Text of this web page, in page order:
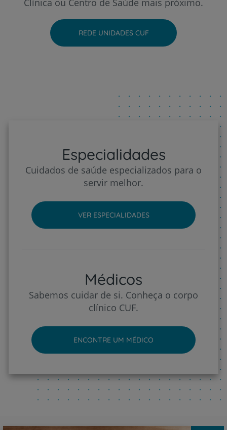
Hospital CUF Torres Vedras
REDE UNIDADES CUF
Especialidades
Cuidados de saúde especializados para o
servir melhor.
VER ESPECIALIDADES
Médicos
Sabemos cuidar de si. Conheça o corpo
clínico CUF.
ENCONTRE UM MÉDICO